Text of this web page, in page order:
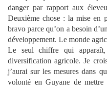
danger par rapport aux
Deuxième chose : la mise en
bravo parce qu’on a besoin
développement. Le monde
Le seul chiffre qui
diversification agricole. Je
j’aurai sur les mesures dans
volonté en Guyane de